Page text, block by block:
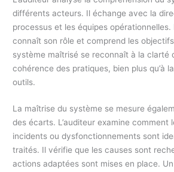
différents acteurs. Il échange avec la
processus et les équipes
connaît son rôle et comprend les
système maîtrisé se reconnaît à la clarté
cohérence des pratiques, bien plus qu’à
outils.
La maîtrise du système se mesure
des écarts. L’auditeur examine comment
incidents ou dysfonctionnements sont
traités. Il vérifie que les causes sont
actions adaptées sont mises en place.